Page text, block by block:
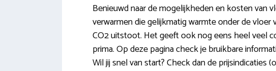
Benieuwd naar de mogelijkheden en kosten van
verwarmen die gelijkmatig warmte onder de
CO2 uitstoot. Het geeft ook nog eens heel veel
prima. Op deze pagina check je bruikbare
Wil jij snel van start? Check dan de prijsindicaties